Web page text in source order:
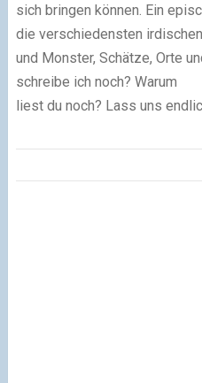
sich bringen können. Ein
die verschiedensten
und Monster, Schätze, Orte
schreibe ich noch? Warum
liest du noch? Lass uns